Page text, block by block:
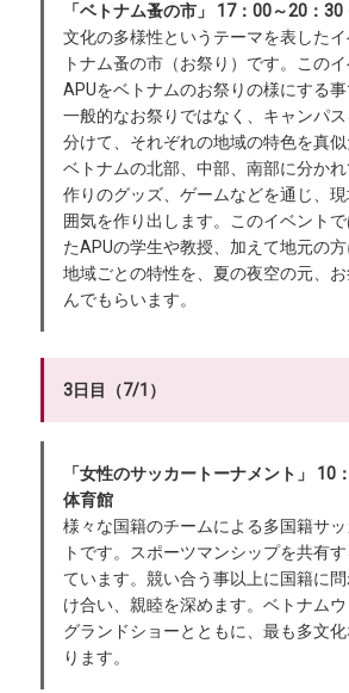
「ベトナム蚤の市」 17：00～20：30
文化の多様性というテーマを表した
トナム蚤の市（お祭り）です。この
APUをベトナムのお祭りの様にする事
一般的なお祭りではなく、キャンパ
分けて、それぞれの地域の特色を真似
ベトナムの北部、中部、南部に分か
作りのグッズ、ゲームなどを通じ、
囲気を作り出します。このイベント
たAPUの学生や教授、加えて地元の
地域ごとの特性を、夏の夜空の元、
んでもらいます。
3日目（7/1）
「女性のサッカートーナメント」 10
体育館
様々な国籍のチームによる多国籍サ
トです。スポーツマンシップを共有
ています。競い合う事以上に国籍に
け合い、親睦を深めます。ベトナム
グランドショーとともに、最も多文
ります。